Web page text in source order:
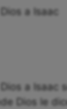
a Isaac
Dios a Isaac
Dios le